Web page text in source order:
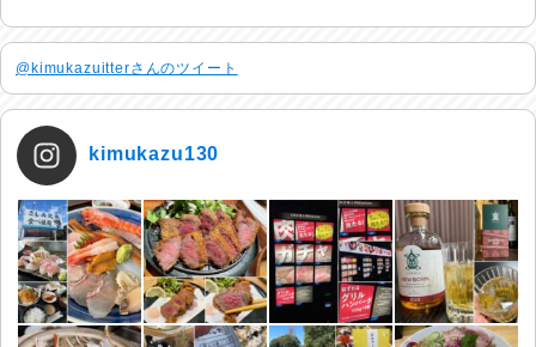
@kimukazuitterさんのツイート
kimukazu130